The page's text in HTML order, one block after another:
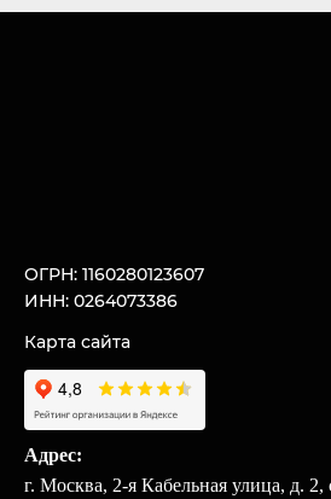
ОГРН: 1160280123607
ИНН: 0264073386
Карта сайта
Адрес:
г. Москва, 2-я Кабельная улица, д. 2,